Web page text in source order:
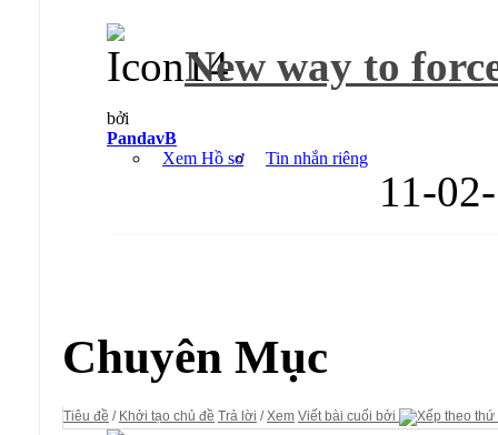
New way to
bởi
PandavB
Xem Hồ sơ
Tin nhắn riêng
11-
Chuyên Mục
Tiêu đề / Khởi tạo chủ đề Trả lời /Xem Viết bài cuối bởi